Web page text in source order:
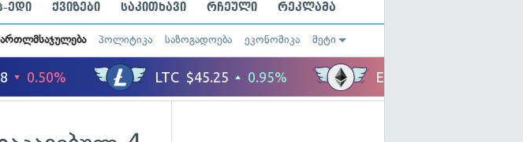
ედი ქვიზები საკითხავი რჩეული რეკლამა
პოლიტიკა საზოგადოება ეკონომიკა მეტი